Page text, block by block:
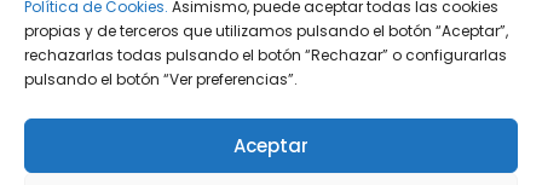
Política de Cookies. Asimismo, puede aceptar todas las cookies
propias y de terceros que utilizamos pulsando el botón “Aceptar”,
rechazarlas todas pulsando el botón “Rechazar” o configurarlas
pulsando el botón “Ver preferencias”.
Aceptar
sobrevivientes, y que si la entidad decide
cancelarla por iniciativa propia debe
comunicarlo con al menos dos meses de
herederos en cuentas compartidas.